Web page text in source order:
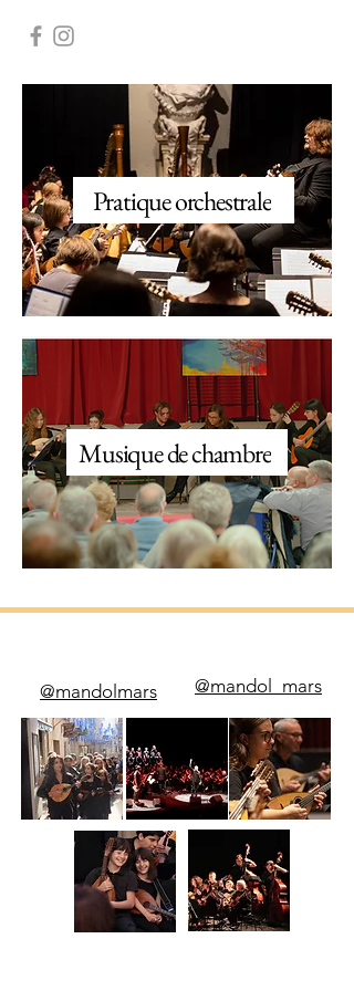
Pratique orchestrale
Musique de chambre
@mandolmars @mandol_mars